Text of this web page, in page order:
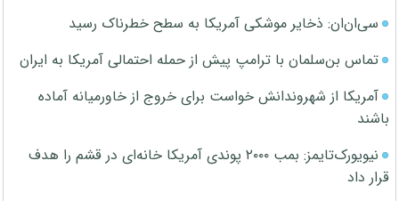
سی‌ان‌ان: ذخایر موشکی آمریکا به سطح خطرناک رسید
تماس بن‌سلمان با ترامپ پیش از حمله احتمالی آمریکا به ایران
آمریکا از شهروندانش خواست برای خروج از خاورمیانه آماده
باشند
نیویورک‌تایمز: بمب ۲۰۰۰ پوندی آمریکا خانه‌ای در قشم را هدف
قرار داد